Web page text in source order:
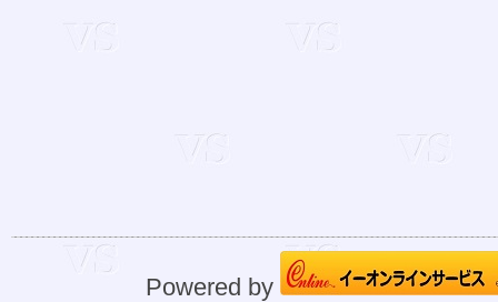
Powered by